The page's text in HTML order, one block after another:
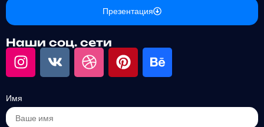
Презентация
Наши соц. сети
Имя